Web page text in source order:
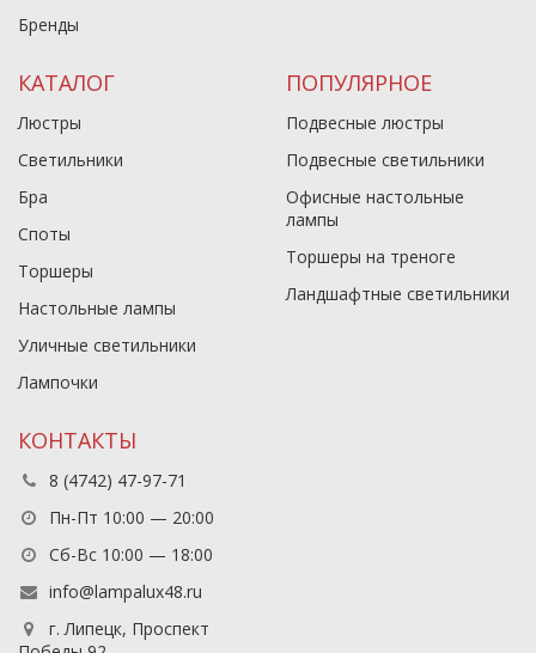
Бренды
КАТАЛОГ
Люстры
Светильники
Бра
Споты
Торшеры
Настольные лампы
Уличные светильники
Лампочки
ПОПУЛЯРНОЕ
Подвесные люстры
Подвесные светильники
Офисные настольные
лампы
Торшеры на треноге
Ландшафтные светильники
КОНТАКТЫ
8 (4742) 47-97-71
Пн-Пт 10:00 — 20:00
Сб-Вс 10:00 — 18:00
info@lampalux48.ru
г. Липецк, Проспект